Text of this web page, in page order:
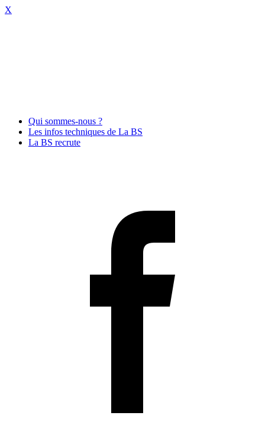
X
Qui sommes-nous ?
Les infos techniques de La BS
La BS recrute